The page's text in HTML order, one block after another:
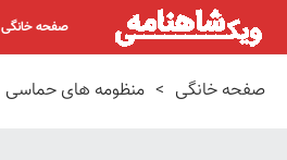
صفحه خانگی
صفحه خانگی > منظومه های حماسی